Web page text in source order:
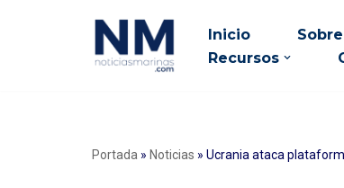
Inicio
Recursos
Portada » Noticias » Ucrania ataca